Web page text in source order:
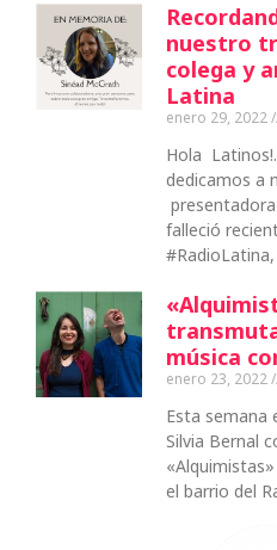
nuestro
colega y
Latina
enero 29, 2022
Hola
dedicamos a
falleció
música
enero 23, 2022
Esta semana
Silvia Bernal
el barrio del